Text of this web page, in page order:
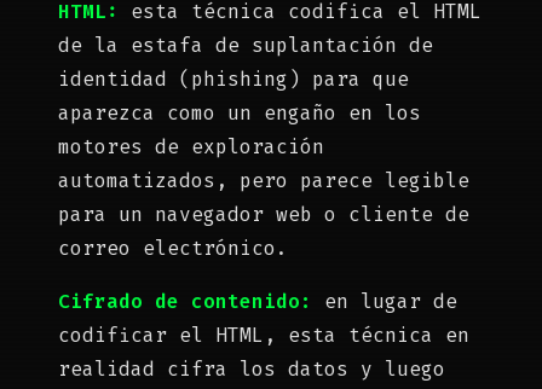
HTML:
esta técnica codifica el HTML
de la estafa de suplantación de
identidad (phishing) para que
aparezca como un engaño en los
motores de exploración
automatizados, pero parece legible
para un navegador web o cliente de
correo electrónico.
Cifrado de contenido: en lugar de
codificar el HTML, esta técnica en
realidad cifra los datos y luego